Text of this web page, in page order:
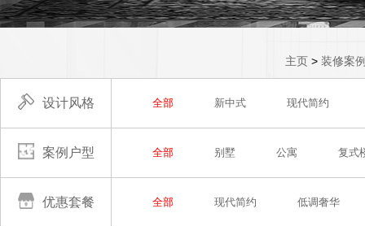
主页 > 装修案
设计风格 全部 新中式 现代简约
案例户型 全部 别墅 公寓 复式
优惠套餐 全部 现代简约 低调奢华